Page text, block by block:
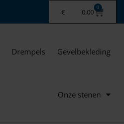
€ 0,00
0
Drempels Gevelbekleding
Onze stenen